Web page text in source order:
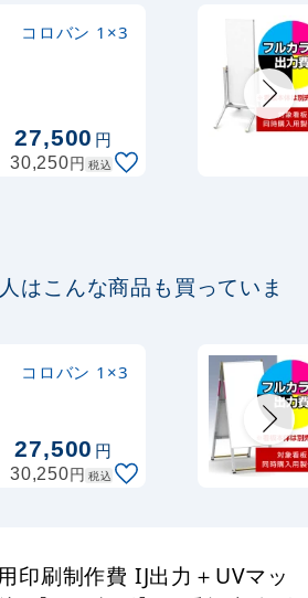
コロバン 1×3
27,500円
30,250円 税込
はこんな商品も買っていま
コロバン 1×3
27,500円
30,250円 税込
印刷制作費 IJ出力＋UVマッ